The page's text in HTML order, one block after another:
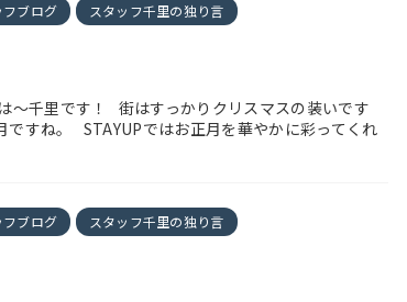
フブログ スタッフ千里の独り言
～千里です！ 街はすっかりクリスマスの装いです
すね。 STAYUPではお正月を華やかに彩ってくれ
フブログ スタッフ千里の独り言